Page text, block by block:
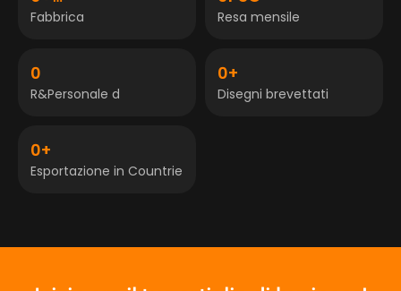
Fabbrica Resa mensile
R&Personale d
0
Disegni brevettati
0+
Esportazione in Countrie
0+